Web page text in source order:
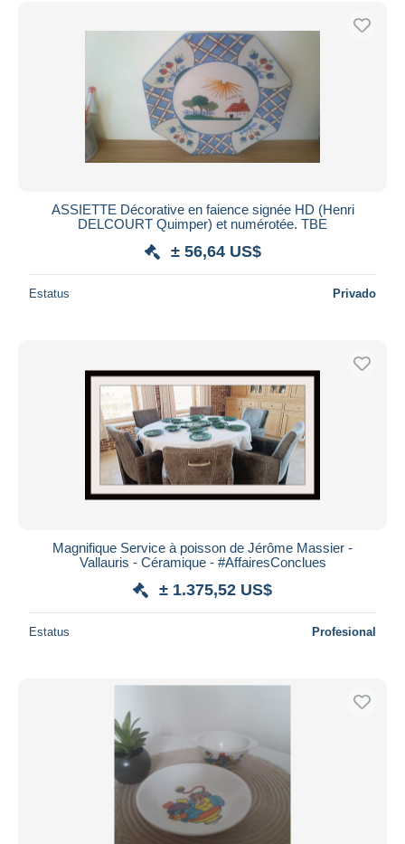
Transferencia bancaria
Visa
Mastercard
iDeal
Maestro
Residencia del vendedor
Aplicar
ASSIETTE Décorative en faience signée HD (Henri
DELCOURT Quimper) et numérotée. TBE
± 56,64 US$
Estatus Privado
Magnifique Service à poisson de Jérôme Massier -
Vallauris - Céramique - #AffairesConclues
± 1.375,52 US$
Estatus Profesional